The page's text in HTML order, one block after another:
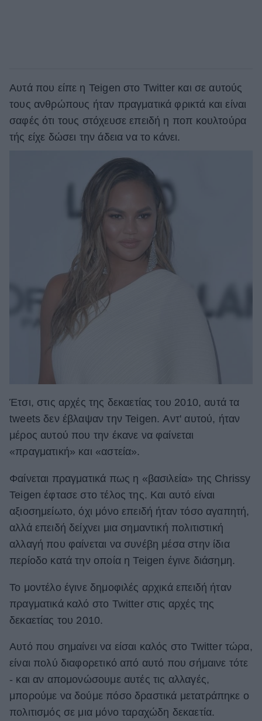
Αυτά που είπε η Teigen στο Twitter και σε αυτούς
τους ανθρώπους ήταν πραγματικά φρικτά και είναι
σαφές ότι τους στόχευσε επειδή η ποπ κουλτούρα
τής είχε δώσει την άδεια να το κάνει.
Έτσι, στις αρχές της δεκαετίας του 2010, αυτά τα
tweets δεν έβλαψαν την Teigen. Αντ' αυτού, ήταν
μέρος αυτού που την έκανε να φαίνεται
«πραγματική» και «αστεία».
Φαίνεται πραγματικά πως η «βασιλεία» της Chrissy
Teigen έφτασε στο τέλος της. Και αυτό είναι
αξιοσημείωτο, όχι μόνο επειδή ήταν τόσο αγαπητή,
αλλά επειδή δείχνει μια σημαντική πολιτιστική
αλλαγή που φαίνεται να συνέβη μέσα στην ίδια
περίοδο κατά την οποία η Teigen έγινε διάσημη.
Το μοντέλο έγινε δημοφιλές αρχικά επειδή ήταν
πραγματικά καλό στο Twitter στις αρχές της
δεκαετίας του 2010.
Αυτό που σημαίνει να είσαι καλός στο Twitter τώρα,
είναι πολύ διαφορετικό από αυτό που σήμαινε τότε
- και αν απομονώσουμε αυτές τις αλλαγές,
μπορούμε να δούμε πόσο δραστικά μετατράπηκε ο
πολιτισμός σε μια μόνο ταραχώδη δεκαετία.